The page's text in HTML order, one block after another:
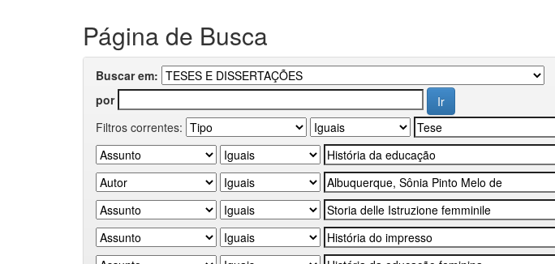
Página de Busca
Buscar em:
por
Filtros correntes: